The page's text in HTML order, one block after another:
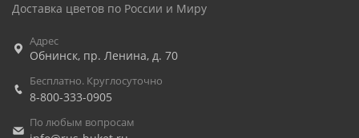
Доставка цветов по России и Миру
Адрес
Обнинск, пр. Ленина, д. 70
Бесплатно. Круглосуточно
8-800-333-0905
По любым вопросам